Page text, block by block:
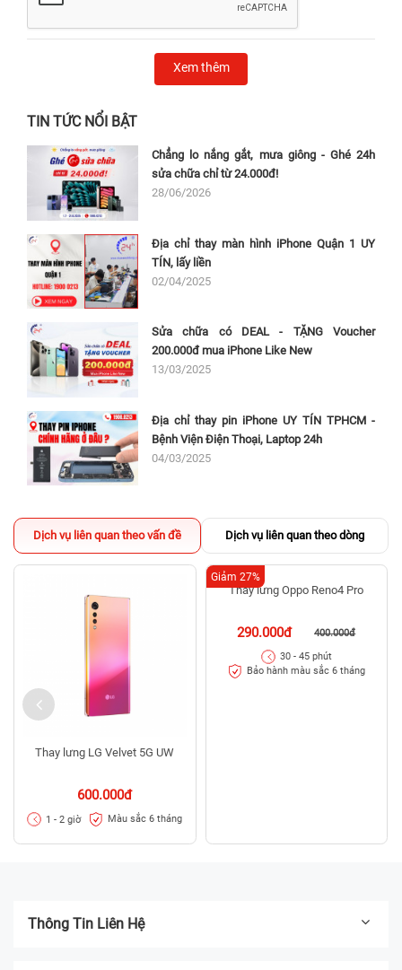
Xem thêm
TIN TỨC NỔI BẬT
Chẳng lo nắng gắt, mưa giông - Ghé 24h
sửa chữa chỉ từ 24.000đ!
28/06/2026
Địa chỉ thay màn hình iPhone Quận 1 UY
TÍN, lấy liền
02/04/2025
Sửa chữa có DEAL - TẶNG Voucher
200.000đ mua iPhone Like New
13/03/2025
Địa chỉ thay pin iPhone UY TÍN TPHCM -
Bệnh Viện Điện Thoại, Laptop 24h
04/03/2025
Dịch vụ liên quan theo vấn đề Dịch vụ liên quan theo dòng
Thay lưng LG Velvet 5G UW
600.000đ
1 - 2 giờ Màu sắc 6 tháng
Thay lưng Oppo Reno4 Pro
290.000đ 400.000đ
Giảm 27%
30 - 45 phút
Bảo hành màu sắc 6 tháng
Thông Tin Liên Hệ